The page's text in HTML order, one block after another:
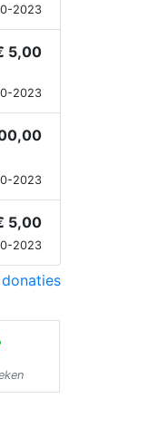
2023
5,00
2023
2023
5,00
2023